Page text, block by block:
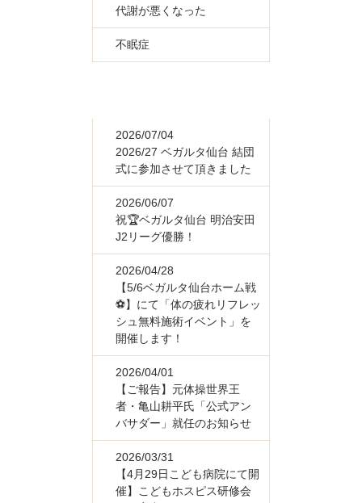
代謝が悪くなった
不眠症
2026/07/04
2026/27 ベガルタ仙台 結団
式に参加させて頂きました
2026/06/07
祝🏆ベガルタ仙台 明治安田
J2リーグ優勝！
2026/04/28
【5/6ベガルタ仙台ホーム戦
⚽】にて「体の疲れリフレッ
シュ無料施術イベント」を
開催します！
2026/04/01
【ご報告】元体操世界王
者・亀山耕平氏「公式アン
バサダー」就任のお知らせ
2026/03/31
【4月29日こども病院にて開
催】こどもホスピス研修会